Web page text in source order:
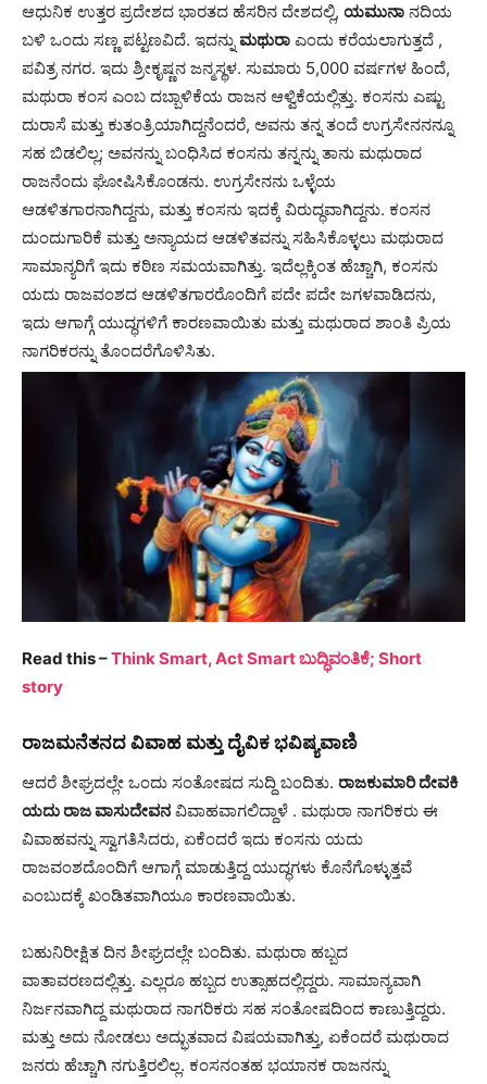
ಆಧುನಿಕ ಉತ್ತರ ಪ್ರದೇಶದ ಭಾರತದ ಹೆಸರಿನ ದೇಶದಲ್ಲಿ, ಯಮುನಾ ನದಿಯ
ಬಳಿ ಒಂದು ಸಣ್ಣ ಪಟ್ಟಣವಿದೆ. ಇದನ್ನುಮಥುರಾ ಎಂದು ಕರೆಯಲಾಗುತ್ತದೆ ,
ಪವಿತ್ರ ನಗರ. ಇದು ಶ್ರೀಕೃಷ್ಣನ ಜನ್ಮಸ್ಥಳ. ಸುಮಾರು 5,000 ವರ್ಷಗಳ ಹಿಂದೆ,
ಮಥುರಾ ಕಂಸ ಎಂಬ ದಬ್ಬಾಳಿಕೆಯ ರಾಜನ ಆಳ್ವಿಕೆಯಲ್ಲಿತ್ತು. ಕಂಸನು ಎಷ್ಟು
ದುರಾಸೆ ಮತ್ತು ಕುತಂತ್ರಿಯಾಗಿದ್ದನೆಂದರೆ, ಅವನು ತನ್ನ ತಂದೆ ಉಗ್ರಸೇನನನ್ನೂ
ಸಹ ಬಿಡಲಿಲ್ಲ; ಅವನನ್ನು ಬಂಧಿಸಿದ ಕಂಸನು ತನ್ನನ್ನು ತಾನು ಮಥುರಾದ
ರಾಜನೆಂದು ಘೋಷಿಸಿಕೊಂಡನು. ಉಗ್ರಸೇನನು ಒಳ್ಳೆಯ
ಆಡಳಿತಗಾರನಾಗಿದ್ದನು, ಮತ್ತು ಕಂಸನು ಇದಕ್ಕೆ ವಿರುದ್ಧವಾಗಿದ್ದನು. ಕಂಸನ
ದುಂದುಗಾರಿಕೆ ಮತ್ತು ಅನ್ಯಾಯದ ಆಡಳಿತವನ್ನು ಸಹಿಸಿಕೊಳ್ಳಲು ಮಥುರಾದ
ಸಾಮಾನ್ಯರಿಗೆ ಇದು ಕಠಿಣ ಸಮಯವಾಗಿತ್ತು. ಇದೆಲ್ಲಕ್ಕಿಂತ ಹೆಚ್ಚಾಗಿ, ಕಂಸನು
ಯದು ರಾಜವಂಶದ ಆಡಳಿತಗಾರರೊಂದಿಗೆ ಪದೇ ಪದೇ ಜಗಳವಾಡಿದನು,
ಇದು ಆಗಾಗ್ಗೆ ಯುದ್ಧಗಳಿಗೆ ಕಾರಣವಾಯಿತು ಮತ್ತು ಮಥುರಾದ ಶಾಂತಿ ಪ್ರಿಯ
ನಾಗರಿಕರನ್ನು ತೊಂದರೆಗೊಳಿಸಿತು.
Read this –Think Smart, Act Smart ಬುದ್ಧಿವಂತಿಕೆ; Short
story
ರಾಜಮನೆತನದ ವಿವಾಹ ಮತ್ತು ದೈವಿಕ ಭವಿಷ್ಯವಾಣಿ
ಆದರೆ ಶೀಘ್ರದಲ್ಲೇ ಒಂದು ಸಂತೋಷದ ಸುದ್ದಿ ಬಂದಿತು. ರಾಜಕುಮಾರಿ ದೇವಕಿ
ಯದುರಾಜ ವಾಸುದೇವನ ವಿವಾಹವಾಗಲಿದ್ದಾಳೆ . ಮಥುರಾ ನಾಗರಿಕರು ಈ
ವಿವಾಹವನ್ನು ಸ್ವಾಗತಿಸಿದರು, ಏಕೆಂದರೆ ಇದು ಕಂಸನು ಯದು
ರಾಜವಂಶದೊಂದಿಗೆ ಆಗಾಗ್ಗೆ ಮಾಡುತ್ತಿದ್ದ ಯುದ್ಧಗಳು ಕೊನೆಗೊಳ್ಳುತ್ತವೆ
ಎಂಬುದಕ್ಕೆ ಖಂಡಿತವಾಗಿಯೂ ಕಾರಣವಾಯಿತು.
ಬಹುನಿರೀಕ್ಷಿತ ದಿನ ಶೀಘ್ರದಲ್ಲೇ ಬಂದಿತು. ಮಥುರಾ ಹಬ್ಬದ
ವಾತಾವರಣದಲ್ಲಿತ್ತು. ಎಲ್ಲರೂ ಹಬ್ಬದ ಉತ್ಸಾಹದಲ್ಲಿದ್ದರು. ಸಾಮಾನ್ಯವಾಗಿ
ನಿರ್ಜನವಾಗಿದ್ದ ಮಥುರಾದ ನಾಗರಿಕರು ಸಹ ಸಂತೋಷದಿಂದ ಕಾಣುತ್ತಿದ್ದರು.
ಮತ್ತು ಅದು ನೋಡಲು ಅದ್ಭುತವಾದ ವಿಷಯವಾಗಿತ್ತು, ಏಕೆಂದರೆ ಮಥುರಾದ
ಜನರು ಹೆಚ್ಚಾಗಿ ನಗುತ್ತಿರಲಿಲ್ಲ. ಕಂಸನಂತಹ ಭಯಾನಕ ರಾಜನನ್ನು